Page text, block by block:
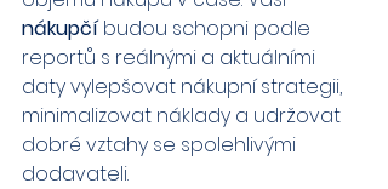
nákupčí budou schopni podle
reportů s reálnými a aktuálními
daty vylepšovat nákupní strategii,
minimalizovat náklady a udržovat
dobré vztahy se spolehlivými
dodavateli.